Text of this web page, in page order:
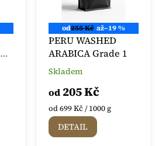
od255 Kč až–19 %
PERU WASHED
ARABICA Grade 1
Průměrné
produktu
je
5,0
5
Skladem
od 205 Kč
Měrná
cena:
od 699 Kč / 1000 g
DETAIL